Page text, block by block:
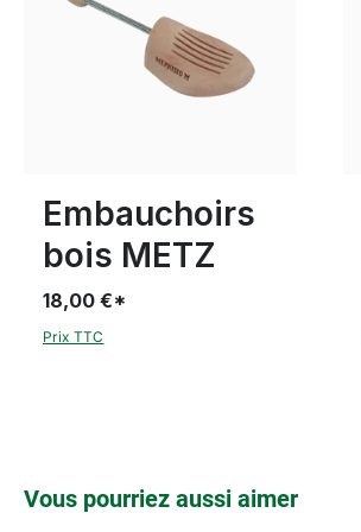
Embauchoirs
bois METZ
18,00 €*
Prix TTC
Ignorer la galerie de produits
Vous pourriez aussi aimer